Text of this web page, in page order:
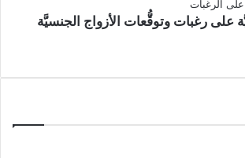
على رغبات وتوقُّعات الأزواج الجنسيَّة